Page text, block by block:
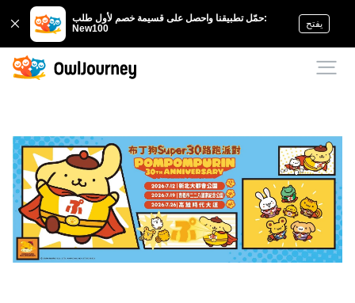
حمّل تطبيقنا واحصل على قسيمة خصم لأول طلب:
New100
يفتح